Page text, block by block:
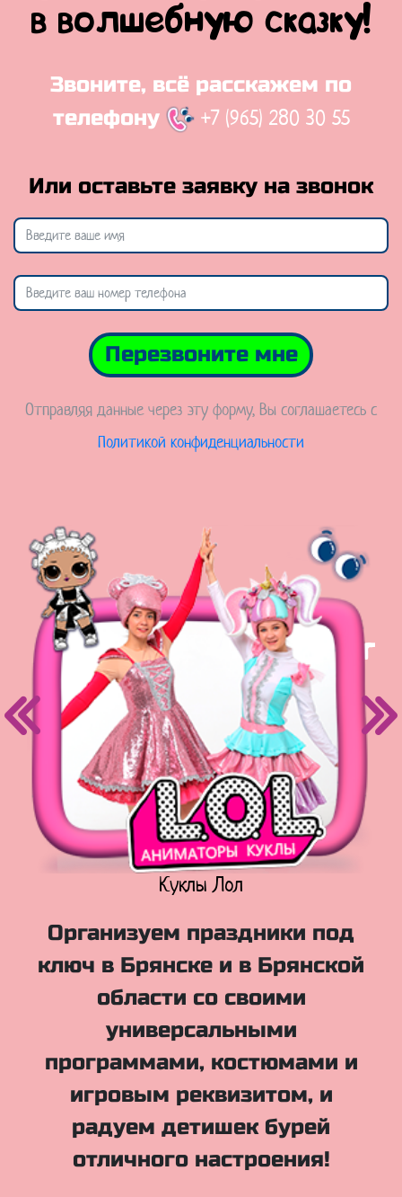
в волшебную сказку!
Звоните, всё расскажем по
телефону
+7 (965) 280 30 55
Или оставьте заявку на звонок
Перезвоните мне
Отправляя данные через эту форму, Вы соглашаетесь с
Политикой конфиденциальности
Куклы Лол
Организуем праздники под
ключ в Брянске и в Брянской
области со своими
универсальными
программами, костюмами и
игровым реквизитом, и
радуем детишек бурей
отличного настроения!